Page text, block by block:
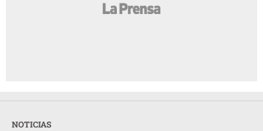
NOTICIAS